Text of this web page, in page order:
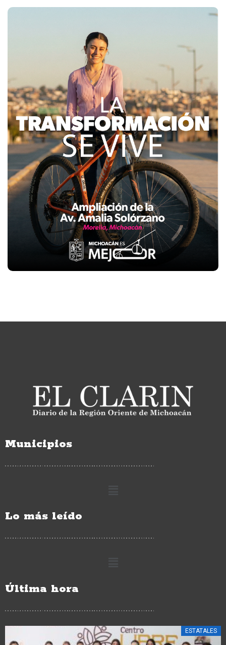
Municipios
Lo más leído
Última hora
ESTATALES